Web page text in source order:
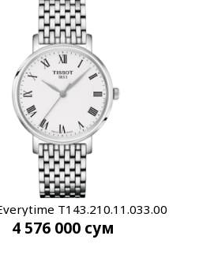
T143.210.11.033.00
4 576 000 сум